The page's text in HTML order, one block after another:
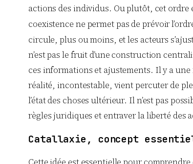
actions des individus. Ou plutôt, cet ordre
coexistence ne permet pas de prévoir
circule, plus ou moins, et les acteurs
n’est pas le fruit d’une construction
ces informations et ajustements. Il y a
réalité, incontestable, vient percuter de
l’état des choses ultérieur. Il n’est pas
règles juridiques et entraver la liberté des
Catallaxie, concept